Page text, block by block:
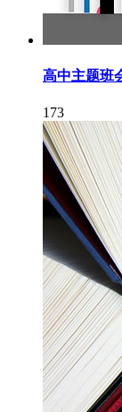
高中主题班
173